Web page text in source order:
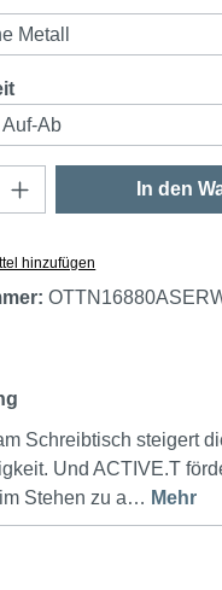
auswählen
Gib den
In den
hinzufügen
Schreibtisch steigert
Und ACTIVE.T
Stehen zu a… Mehr